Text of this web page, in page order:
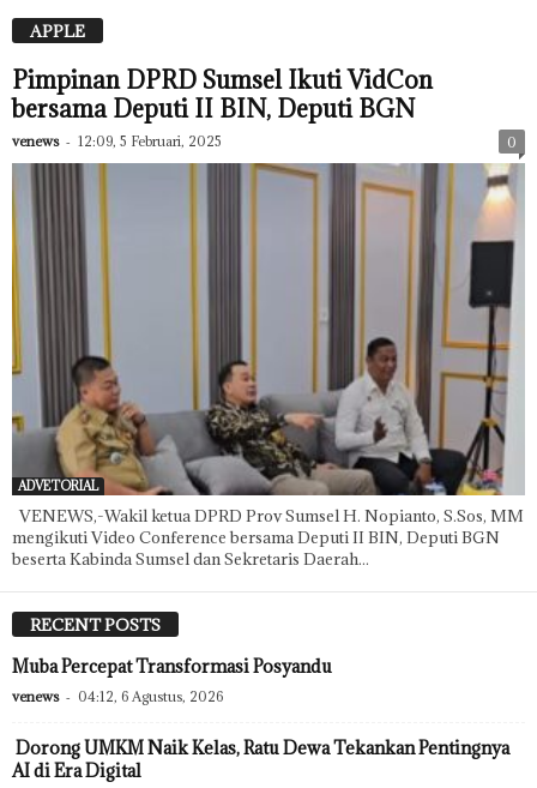
APPLE
Pimpinan DPRD Sumsel Ikuti VidCon
bersama Deputi II BIN, Deputi BGN
venews - 12:09, 5 Februari, 2025 0
ADVETORIAL
VENEWS,-Wakil ketua DPRD Prov Sumsel H. Nopianto, S.Sos, MM
mengikuti Video Conference bersama Deputi II BIN, Deputi BGN
beserta Kabinda Sumsel dan Sekretaris Daerah...
RECENT POSTS
Muba Percepat Transformasi Posyandu
venews - 04:12, 6 Agustus, 2026
Dorong UMKM Naik Kelas, Ratu Dewa Tekankan Pentingnya
AI di Era Digital